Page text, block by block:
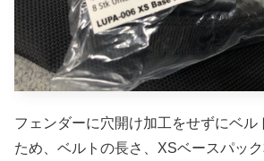
フェンダーに穴開け加工をせずにベル
ため、ベルトの長さ、XSベースパッ